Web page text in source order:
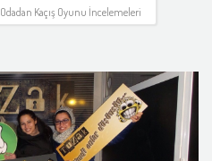
Odadan Kaçış Oyunu İncelemeleri